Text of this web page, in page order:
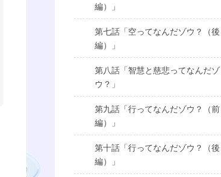
編）」
第七話「空ってなんだゾウ？（後
編）」
第八話「智慧と慈悲ってなんだゾ
ウ？」
第九話「行ってなんだゾウ？（前
編）」
第十話「行ってなんだゾウ？（後
編）」